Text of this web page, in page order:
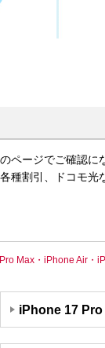
のページでご確認に
種割引、ドコモ
Max・iPhone Air・
iPhone 17 Pro